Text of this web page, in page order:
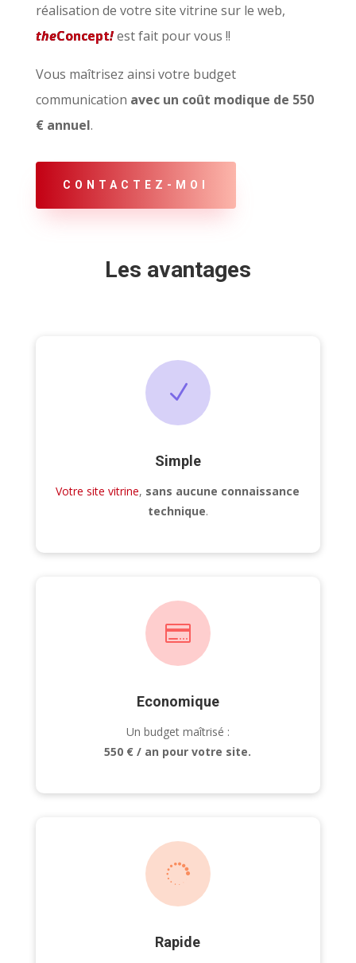
réalisation de votre site vitrine sur le web,
theConcept!est fait pour vous !!
Vous maîtrisez ainsi votre budget
communication avec un coût modique de 550
€ annuel.
CONTACTEZ-MOI
Les avantages
N
Simple
Votre site vitrine, sans aucune connaissance
technique.

Economique
Un budget maîtrisé :
550 € / an pour votre site.

Rapide